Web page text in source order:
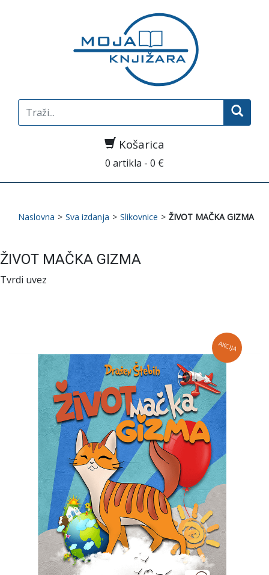
Search
for:
Košarica
0 artikla - 0 €
Naslovna > Sva izdanja > Slikovnice > ŽIVOT MAČKA GIZMA
ŽIVOT MAČKA GIZMA
Tvrdi uvez
AKCIJA